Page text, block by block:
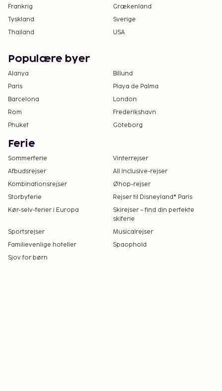
Frankrig
Grækenland
Tyskland
Sverige
Thailand
USA
Populære byer
Alanya
Billund
Paris
Playa de Palma
Barcelona
London
Rom
Frederikshavn
Phuket
Göteborg
Ferie
Sommerferie
Vinterrejser
Afbudsrejser
All Inclusive-rejser
Kombinationsrejser
Øhop-rejser
Storbyferie
Rejser til Disneyland® Paris
Kør-selv-ferier i Europa
Skirejser – find din perfekte
skiferie
Sportsrejser
Musicalrejser
Familievenlige hoteller
Spaophold
Sjov for børn